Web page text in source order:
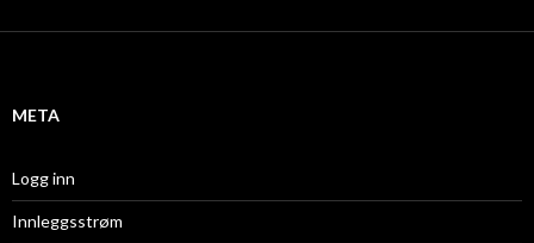
i
META
Logg inn
Innleggsstrøm